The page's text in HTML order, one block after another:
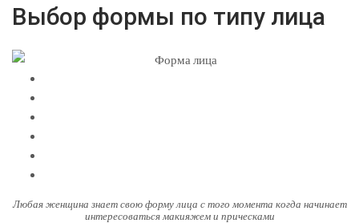
Выбор формы по типу лица
Любая женщина знает свою форму лица с того момента когда начинает
интересоваться макияжем и прическами